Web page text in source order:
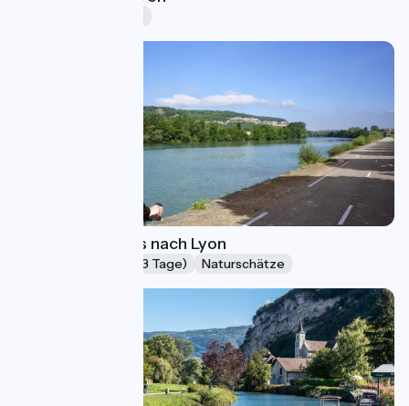
Von Aix-les-Bains nach Lyon
Wochenende (2-3 Tage) Naturschätze